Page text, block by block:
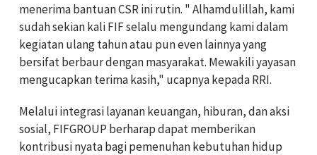
menerima bantuan CSR ini rutin. " Alhamdulillah, kami
sudah sekian kali FIF selalu mengundang kami dalam
kegiatan ulang tahun atau pun even lainnya yang
bersifat berbaur dengan masyarakat. Mewakili yayasan
mengucapkan terima kasih," ucapnya kepada RRI.
Melalui integrasi layanan keuangan, hiburan, dan aksi
sosial, FIFGROUP berharap dapat memberikan
kontribusi nyata bagi pemenuhan kebutuhan hidup